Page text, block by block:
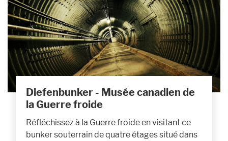
Diefenbunker - Musée canadien de
la Guerre froide
Réfléchissez à la Guerre froide en visitant ce
bunker souterrain de quatre étages situé dans